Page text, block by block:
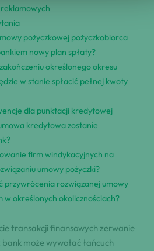
pożyczkowej pożyczkobiorca
nowy plan spłaty?
określonego okresu
w stanie spłacić pełnej kwoty
dla punktacji kredytowej
kredytowa zostanie
firm windykacyjnych na
umowy pożyczki?
przywrócenia rozwiązanej umowy
w określonych okolicznościach?
transakcji finansowych zerwanie
może wywołać łańcuch